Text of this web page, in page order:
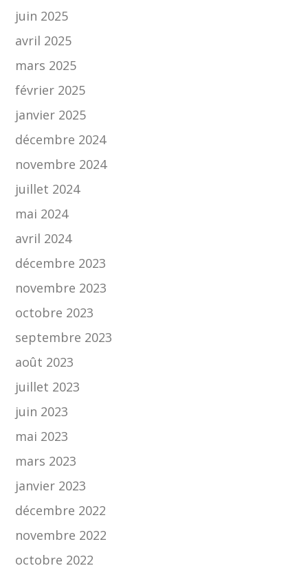
juin 2025
avril 2025
mars 2025
février 2025
janvier 2025
décembre 2024
novembre 2024
juillet 2024
mai 2024
avril 2024
décembre 2023
novembre 2023
octobre 2023
septembre 2023
août 2023
juillet 2023
juin 2023
mai 2023
mars 2023
janvier 2023
décembre 2022
novembre 2022
octobre 2022